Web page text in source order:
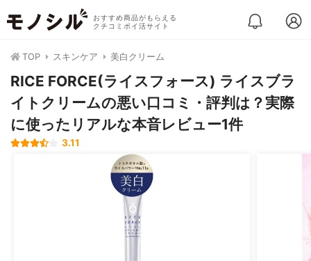
おすすめ商品がもらえる
クチコミポイ活サイト
TOP スキンケア 美白クリーム
RICE FORCE(ライスフォース) ライスブラ
イトクリームの悪い口コミ・評判は？実際
に使ったリアルな本音レビュー1件
3.11